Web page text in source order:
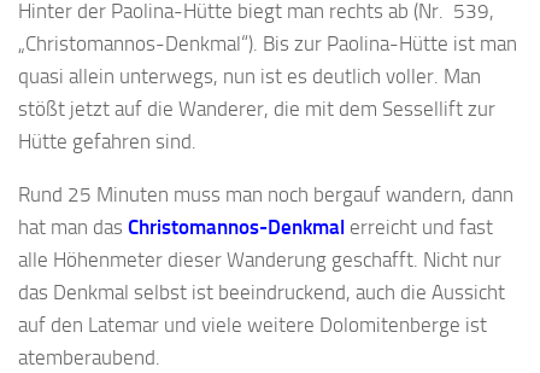
Hinter der Paolina-Hütte biegt man rechts ab (Nr. 539,
„Christomannos-Denkmal“). Bis zur Paolina-Hütte ist man
quasi allein unterwegs, nun ist es deutlich voller. Man
stößt jetzt auf die Wanderer, die mit dem Sessellift zur
Hütte gefahren sind.
Rund 25 Minuten muss man noch bergauf wandern, dann
hat man das Christomannos-Denkmal erreicht und fast
alle Höhenmeter dieser Wanderung geschafft. Nicht nur
das Denkmal selbst ist beeindruckend, auch die Aussicht
auf den Latemar und viele weitere Dolomitenberge ist
atemberaubend.